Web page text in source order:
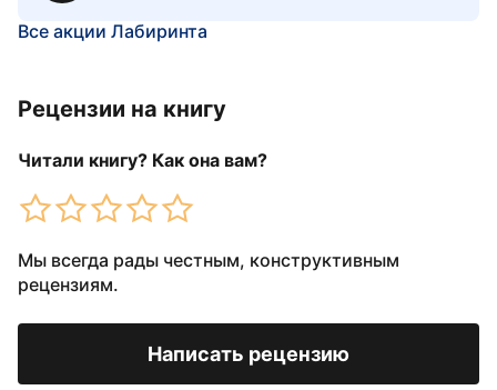
Все акции Лабиринта
Рецензии на книгу
Читали книгу? Как она вам?
Мы всегда рады честным, конструктивным
рецензиям.
Написать рецензию